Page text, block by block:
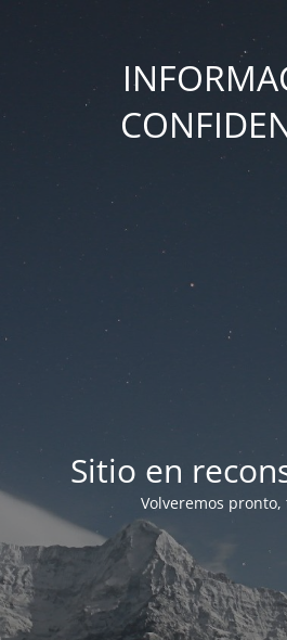
Sitio en
Volveremos pronto,